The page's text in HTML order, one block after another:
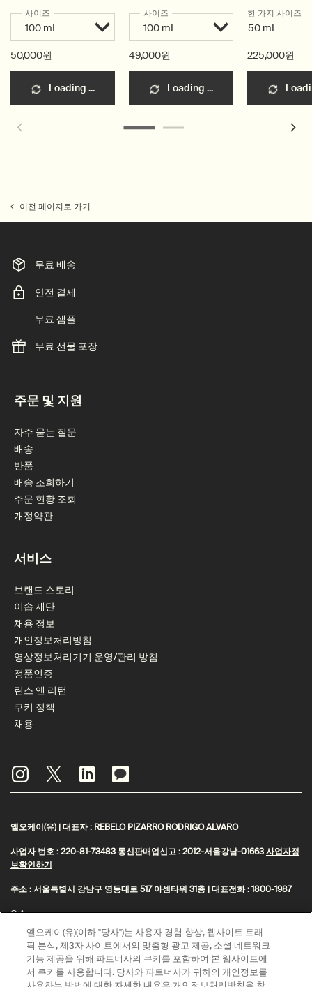
의 피부 타입에 이상적
사이즈
50,000원
Loading ...
사이즈
49,000원
Loading ...
한 가지 사이즈
50 mL
225,000원
이전 페이지로 가기
무료 배송
안전 결제
무료 샘플
무료 선물 포장
주문 및 지원
자주 묻는 질문
배송
반품
배송 조회하기
주문 현황 조회
개정약관
서비스
브랜드 스토리
이솝 재단
채용 정보
개인정보처리방침
영상정보처리기기 운영/관리 방침
정품인증
린스 앤 리턴
쿠키 정책
채용
엘오케이(유) | 대표자 : REBELO PIZARRO RODRIGO ALVARO
사업자 번호 : 220-81-73483 통신판매업신고 : 2012-서울강남-01663사업자정
보확인하기
주소 : 서울특별시 강남구 영동대로 517 아셈타워 31층 | 대표전화 : 1800-1987
© Aesop
제이피모간 체이스은행 구매안전 서비스(채무지급보증)
고객님은 안전거래를 위해 현금 결제한 금액에 대해 저희 쇼핑몰에서 가입한 제
이피모간 체이스은행 구매안전서비스 (지급보증서) 를 이용하실 수 있습니다.
엘오케이(유)(이하 "당사")는 사용자 경험 향상, 웹사이트 트래
픽 분석, 제3자 사이트에서의 맞춤형 광고 제공, 소셜 네트워크
기능 제공을 위해 파트너사의 쿠키를 포함하여 본 웹사이트에
서 쿠키를 사용합니다. 당사와 파트너사가 귀하의 개인정보를